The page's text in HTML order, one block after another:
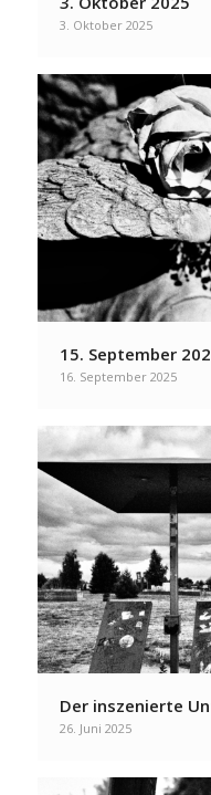
3. Oktober 2025
15. September
16. September 2025
Der inszenierte
26. Juni 2025